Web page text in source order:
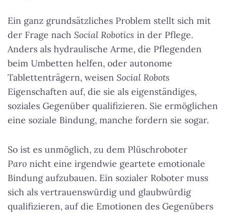
Ein ganz grundsätzliches Problem stellt sich mit
der Frage nach Social Robotics in der Pflege.
Anders als hydraulische Arme, die Pflegenden
beim Umbetten helfen, oder autonome
Tablettenträgern, weisen Social Robots
Eigenschaften auf, die sie als eigenständiges,
soziales Gegenüber qualifizieren. Sie ermöglichen
eine soziale Bindung, manche fordern sie sogar.
So ist es unmöglich, zu dem Plüschroboter
Paro nicht eine irgendwie geartete emotionale
Bindung aufzubauen. Ein sozialer Roboter muss
sich als vertrauenswürdig und glaubwürdig
qualifizieren, auf die Emotionen des Gegenübers